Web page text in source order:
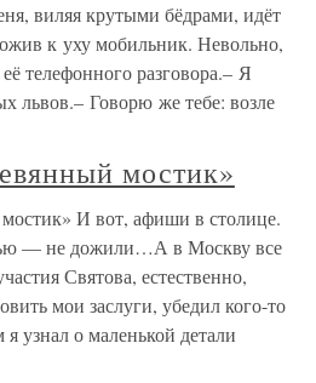
виляя крутыми бёдрами, идёт
к уху мобильник. Невольно,
телефонного разговора.– Я
львов.– Говорю же тебе: возле
мостик»
И вот, афиши в столице.
— не дожили…А в Москву все
Святова, естественно,
мои заслуги, убедил кого-то
узнал о маленькой детали